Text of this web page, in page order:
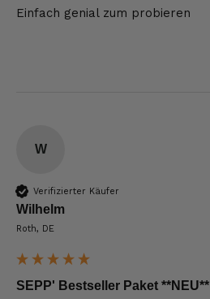
Einfach genial zum probieren
W
Verifizierter Käufer
Wilhelm
Roth, DE
SEPP' Bestseller Paket **NEU**